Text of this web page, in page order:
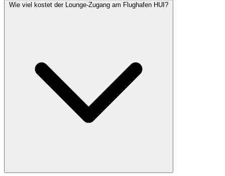
Wie viel kostet der Lounge-Zugang am Flughafen HUI?